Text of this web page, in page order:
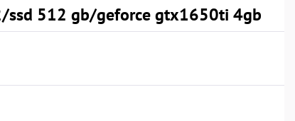
ssd 512 gb/geforce gtx1650ti 4gb